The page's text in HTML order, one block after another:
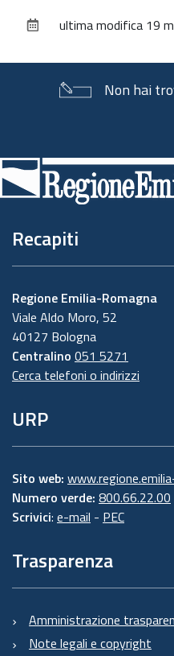
documentoultima modifica 19
Non hai
di
pagina
Recapiti
Regione Emilia-Romagna
Viale Aldo Moro, 52
40127 Bologna
Centralino 051 5271
Cerca telefoni o indirizzi
URP
Sito web:
Numero verde: 800.66.22.00
Scrivici: e-mail - PEC
Trasparenza
Amministrazione
Note legali e copyright